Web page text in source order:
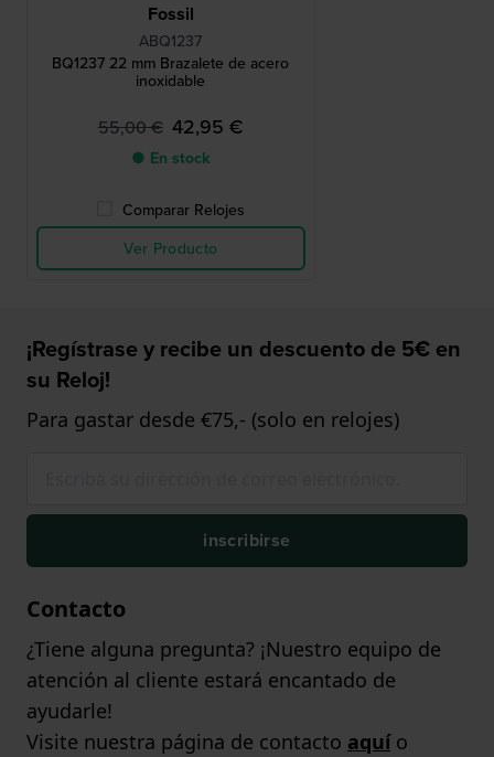
Fossil
ABQ1237
BQ1237 22 mm Brazalete de acero
inoxidable
55,00 € 42,95 €
● En stock
Comparar Relojes
Ver Producto
¡Regístrase y recibe un descuento de 5€ en
su Reloj!
Para gastar desde €75,- (solo en relojes)
inscribirse
Contacto
¿Tiene alguna pregunta? ¡Nuestro equipo de
atención al cliente estará encantado de
ayudarle!
Visite nuestra página de contacto aquío